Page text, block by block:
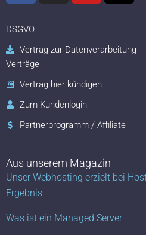
c
e
o
o
k
s
g
a
m
u
b
t
t
DSGVO
Vertrag zur Datenverarbeitung
Verträge
Vertrag hier kündigen
Zum Kundenlogin
Partnerprogramm / Affiliate
Aus unserem Magazin
Unser Webhosting erzielt bei
Ergebnis
Was ist ein Managed Server